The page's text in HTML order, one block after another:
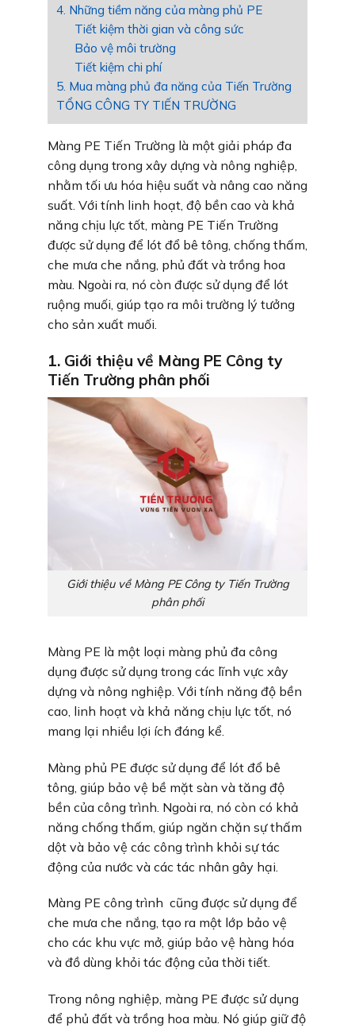
4. Những tiềm năng của màng phủ PE
Tiết kiệm thời gian và công sức
Bảo vệ môi trường
Tiết kiệm chi phí
5. Mua màng phủ đa năng của Tiến Trường
TỔNG CÔNG TY TIẾN TRƯỜNG
Màng PE Tiến Trường là một giải pháp đa
công dụng trong xây dựng và nông nghiệp,
nhằm tối ưu hóa hiệu suất và nâng cao năng
suất. Với tính linh hoạt, độ bền cao và khả
năng chịu lực tốt, màng PE Tiến Trường
được sử dụng để lót đổ bê tông, chống thấm,
che mưa che nắng, phủ đất và trồng hoa
màu. Ngoài ra, nó còn được sử dụng để lót
ruộng muối, giúp tạo ra môi trường lý tưởng
cho sản xuất muối.
1. Giới thiệu về Màng PE Công ty
Tiến Trường phân phối
Giới thiệu về Màng PE Công ty Tiến Trường
phân phối
Màng PE là một loại màng phủ đa công
dụng được sử dụng trong các lĩnh vực xây
dựng và nông nghiệp. Với tính năng độ bền
cao, linh hoạt và khả năng chịu lực tốt, nó
mang lại nhiều lợi ích đáng kể.
Màng phủ PE được sử dụng để lót đổ bê
tông, giúp bảo vệ bề mặt sàn và tăng độ
bền của công trình. Ngoài ra, nó còn có khả
năng chống thấm, giúp ngăn chặn sự thấm
dột và bảo vệ các công trình khỏi sự tác
động của nước và các tác nhân gây hại.
Màng PE công trình cũng được sử dụng để
che mưa che nắng, tạo ra một lớp bảo vệ
cho các khu vực mở, giúp bảo vệ hàng hóa
và đồ dùng khỏi tác động của thời tiết.
Trong nông nghiệp, màng PE được sử dụng
để phủ đất và trồng hoa màu. Nó giúp giữ độ